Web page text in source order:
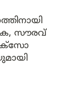
സൗരവ്